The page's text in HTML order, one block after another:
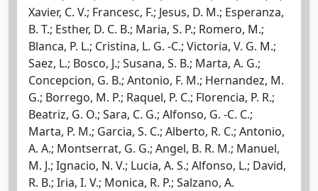
Xavier, C. V.; Francesc, F.; Jesus, D. M.; Esperanza,
B. T.; Esther, D. C. B.; Maria, S. P.; Romero, M.;
Blanca, P. L.; Cristina, L. G. -C.; Victoria, V. G. M.;
Saez, L.; Bosco, J.; Susana, S. B.; Marta, A. G.;
Concepcion, G. B.; Antonio, F. M.; Hernandez, M.
G.; Borrego, M. P.; Raquel, P. C.; Florencia, P. R.;
Beatriz, G. O.; Sara, C. G.; Alfonso, G. -C. C.;
Marta, P. M.; Garcia, S. C.; Alberto, R. C.; Antonio,
A. A.; Montserrat, G. G.; Angel, B. R. M.; Manuel,
M. J.; Ignacio, N. V.; Lucia, A. S.; Alfonso, L.; David,
R. B.; Iria, I. V.; Monica, R. P.; Salzano, A.